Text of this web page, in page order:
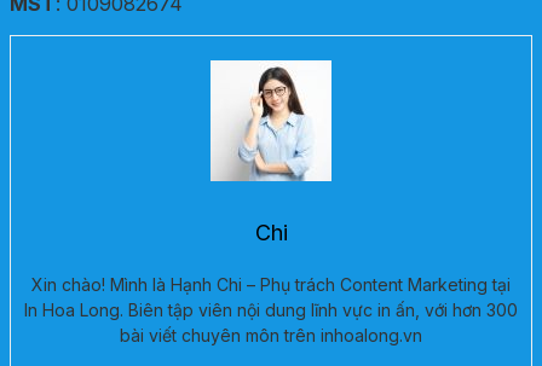
Chi
Xin chào! Mình là Hạnh Chi – Phụ trách Content Marketing tại
In Hoa Long. Biên tập viên nội dung lĩnh vực in ấn, với hơn 300
bài viết chuyên môn trên inhoalong.vn